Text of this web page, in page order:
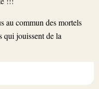
au commun des mortels
qui jouissent de la